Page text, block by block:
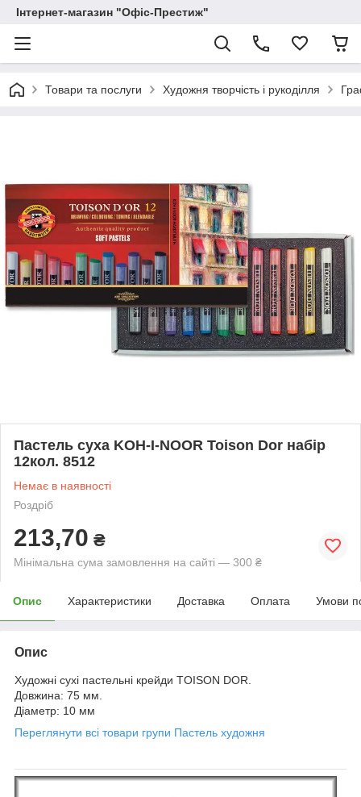
Інтернет-магазин "Офіс-Престиж"
Товари та послуги Художня творчість і рукоділля
Пастель суха KOH-I-NOOR Toison Dor набір
12кол. 8512
Немає в наявності
Роздріб
213,70 ₴
Мінімальна сума замовлення на сайті — 300 ₴
Опис Характеристики Доставка Оплата Умови
Опис
Художні сухі пастельні крейди TOISON DOR.
Довжина: 75 мм.
Діаметр: 10 мм
Переглянути всі товари групи Пастель художня